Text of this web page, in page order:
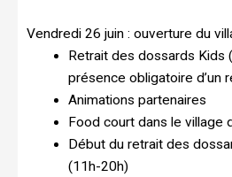
Vendredi 26 juin : ouverture du
Retrait des dossards Kids
présence obligatoire d’un
Animations partenaires
Food court dans le village
Début du retrait des
(11h-20h)